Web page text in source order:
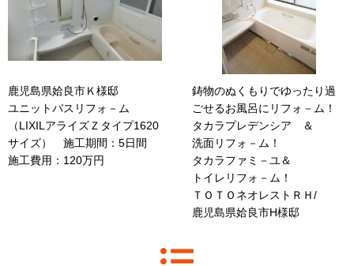
鹿児島県姶良市Ｋ様邸
ユニットバスリフォ－ム
（LIXILアライズＺタイプ1620
サイズ） 施工期間：5日間
施工費用：120万円
鋳物のぬくもりでゆったり過
ごせるお風呂にリフォ－ム！
タカラプレデンシア ＆
洗面リフォ－ム！
タカラファミ－ユ＆
トイレリフォ－ム！
ＴＯＴＯネオレストＲＨ/
鹿児島県姶良市H様邸